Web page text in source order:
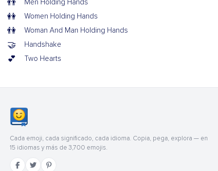
👬 Men Holding Hands
👭 Women Holding Hands
👫 Woman And Man Holding Hands
🤝 Handshake
💕 Two Hearts
Cada emoji, cada significado, cada idioma. Copia, pega, explora — en
15 idiomas y más de 3,700 emojis.